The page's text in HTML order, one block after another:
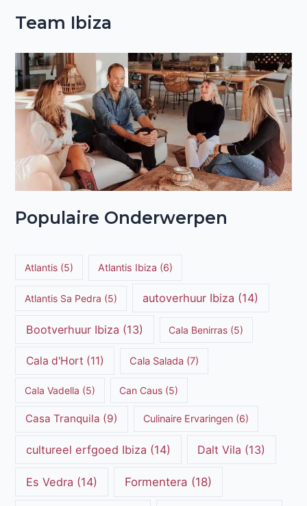
Team Ibiza
Populaire Onderwerpen
Atlantis (5) Atlantis Ibiza (6)
Atlantis Sa Pedra (5) autoverhuur Ibiza (14)
Bootverhuur Ibiza (13) Cala Benirras (5)
Cala d'Hort (11) Cala Salada(7)
Cala Vadella (5) Can Caus (5)
Casa Tranquila (9) Culinaire Ervaringen(6)
cultureel erfgoed Ibiza (14) Dalt Vila (13)
Es Vedra (14) Formentera (18)